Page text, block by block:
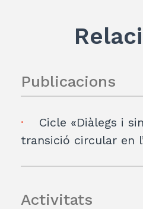
Publicacions
Cicle «Diàlegs i
transició circular en
Activitats